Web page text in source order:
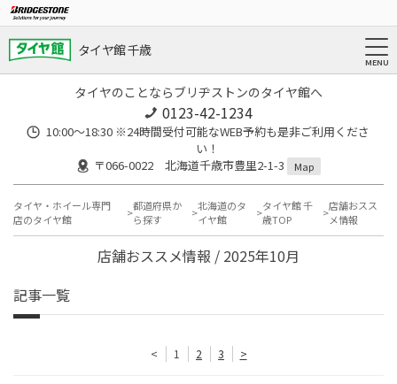
タイヤ館 千歳
タイヤのことならブリヂストンのタイヤ館へ
0123-42-1234
10:00～18:30 ※24時間受付可能なWEB予約も是非ご利用くださ
い！
〒066-0022 北海道千歳市豊里2-1-3
Map
タイヤ・ホイール専門
店のタイヤ館
都道府県か
ら探す
北海道のタ
イヤ館
タイヤ館 千
歳TOP
店舗おスス
メ情報
店舗おススメ情報 / 2025年10月
記事一覧
< 1 2 3 >